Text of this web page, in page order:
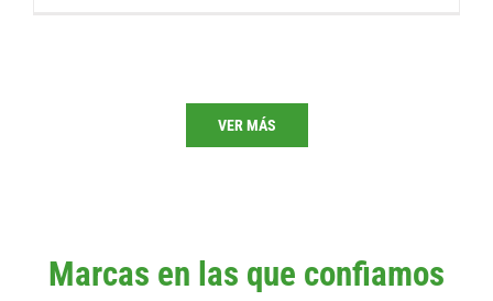
VER MÁS
Marcas en las que confiamos